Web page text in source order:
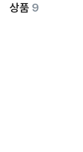
상품 9